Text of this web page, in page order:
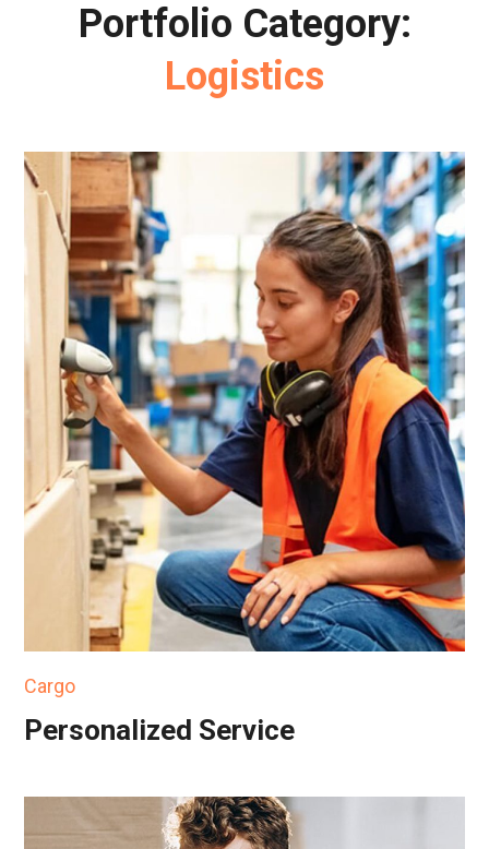
Portfolio Category:
Logistics
Cargo
Personalized Service